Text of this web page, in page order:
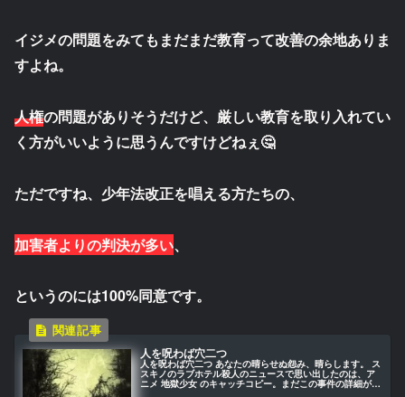
イジメの問題をみてもまだまだ教育って改善の余地ありま
すよね。
人権の問題がありそうだけど、厳しい教育を取り入れてい
く方がいいように思うんですけどねぇ🤔
ただですね、少年法改正を唱える方たちの、
加害者よりの判決が多い、
というのには100%同意です。
人を呪わば穴二つ
人を呪わば穴二つ あなたの晴らせぬ怨み、晴らします。 ス
スキノのラブホテル殺人のニュースで思い出したのは、ア
ニメ 地獄少女 のキャッチコピー。まだこの事件の詳細がハ
ッキリとは解らないけれども、もし復讐劇がこの事件の本